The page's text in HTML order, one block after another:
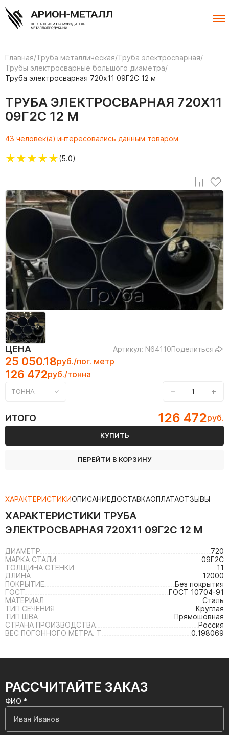
Главная/Труба металлическая/Труба электросварная/
Трубы электросварные большого диаметра/
Труба электросварная 720х11 09Г2С 12 м
ТРУБА ЭЛЕКТРОСВАРНАЯ 720Х11
09Г2С 12 М
43 человек(а) интересовались данным товаром
★★★★★(5.0)
ЦЕНА Артикул: N64110Поделиться
25 050.18руб./пог. метр
126 472руб./тонна
ТОННА − +
ИТОГО 126 472руб.
КУПИТЬ
ПЕРЕЙТИ В КОРЗИНУ
ХАРАКТЕРИСТИКИОПИСАНИЕДОСТАВКАОПЛАТАОТЗЫВЫ
ХАРАКТЕРИСТИКИ ТРУБА
ЭЛЕКТРОСВАРНАЯ 720Х11 09Г2С 12 М
ДИАМЕТР
720
МАРКА СТАЛИ
09Г2С
ТОЛЩИНА СТЕНКИ
11
ДЛИНА
12000
ПОКРЫТИЕ
Без покрытия
ГОСТ
ГОСТ 10704-91
МАТЕРИАЛ
Сталь
ТИП СЕЧЕНИЯ
Круглая
ТИП ШВА
Прямошовная
СТРАНА ПРОИЗВОДСТВА
Россия
ВЕС ПОГОННОГО МЕТРА. Т
0.198069
РАССЧИТАЙТЕ ЗАКАЗ
ФИО *